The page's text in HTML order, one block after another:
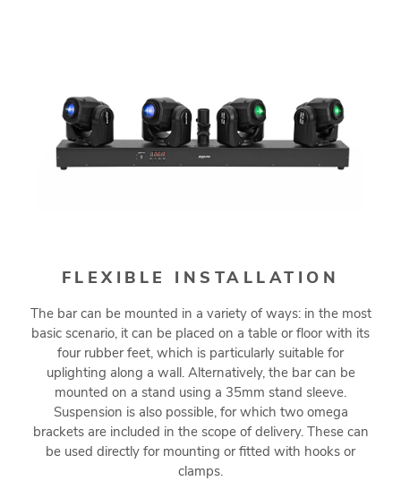
FLEXIBLE INSTALLATION
The bar can be mounted in a variety of ways: in the most
basic scenario, it can be placed on a table or floor with its
four rubber feet, which is particularly suitable for
uplighting along a wall. Alternatively, the bar can be
mounted on a stand using a 35mm stand sleeve.
Suspension is also possible, for which two omega
brackets are included in the scope of delivery. These can
be used directly for mounting or fitted with hooks or
clamps.